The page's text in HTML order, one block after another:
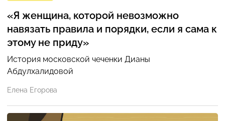
«Я женщина, которой невозможно
навязать правила и порядки, если я сама к
этому не приду»
История московской чеченки Дианы
Абдулхалидовой
Елена Егорова